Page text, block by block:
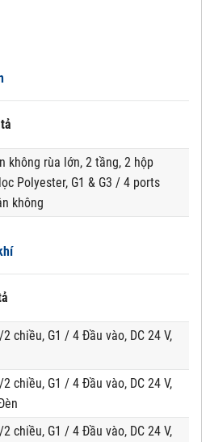
không rùa lớn, 2 tầng, 2 hộp
Polyester, G1 & G3 / 4 ports
không
chiều, G1 / 4 Đầu vào, DC 24 V,
chiều, G1 / 4 Đầu vào, DC 24 V,
chiều, G1 / 4 Đầu vào, DC 24 V,